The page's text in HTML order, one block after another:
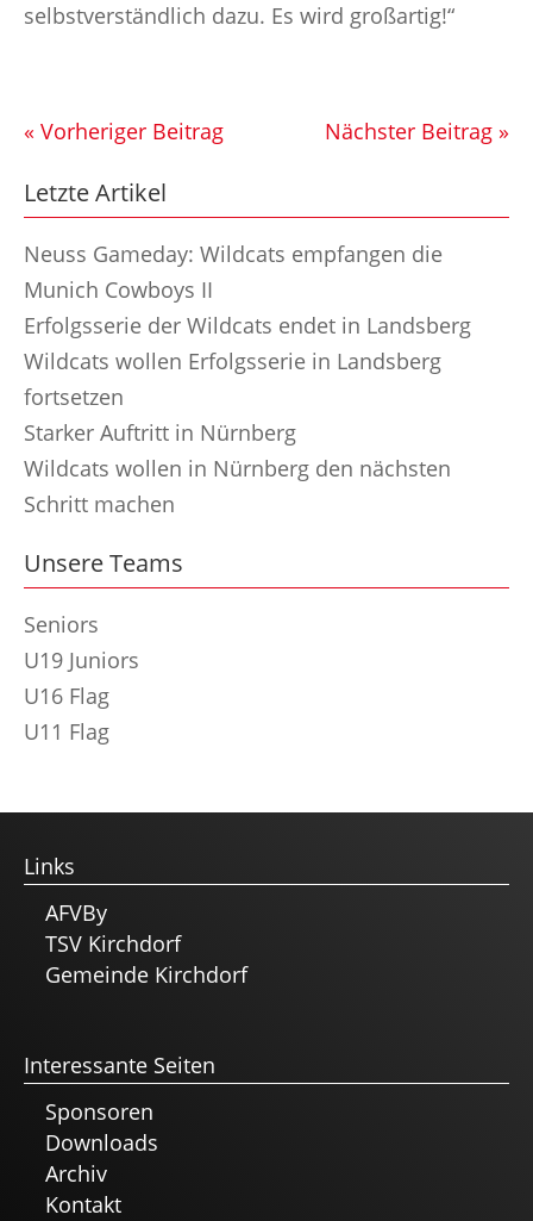
selbstverständlich dazu. Es wird großartig!“
« Vorheriger Beitrag Nächster Beitrag »
Letzte Artikel
Neuss Gameday: Wildcats empfangen die
Munich Cowboys II
Erfolgsserie der Wildcats endet in Landsberg
Wildcats wollen Erfolgsserie in Landsberg
fortsetzen
Starker Auftritt in Nürnberg
Wildcats wollen in Nürnberg den nächsten
Schritt machen
Unsere Teams
Seniors
U19 Juniors
U16 Flag
U11 Flag
Links
AFVBy
TSV Kirchdorf
Gemeinde Kirchdorf
Interessante Seiten
Sponsoren
Downloads
Archiv
Kontakt